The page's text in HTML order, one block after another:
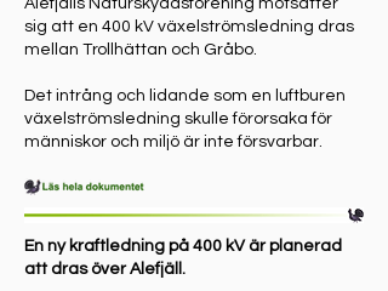
Alefjälls Naturskyddsförening motsätter
sig att en 400 kV växelströmsledning dras
mellan Trollhättan och Gråbo.
Det intrång och lidande som en luftburen
växelströmsledning skulle förorsaka för
människor och miljö är inte försvarbar.
En ny kraftledning på 400 kV är planerad
att dras över Alefjäll.